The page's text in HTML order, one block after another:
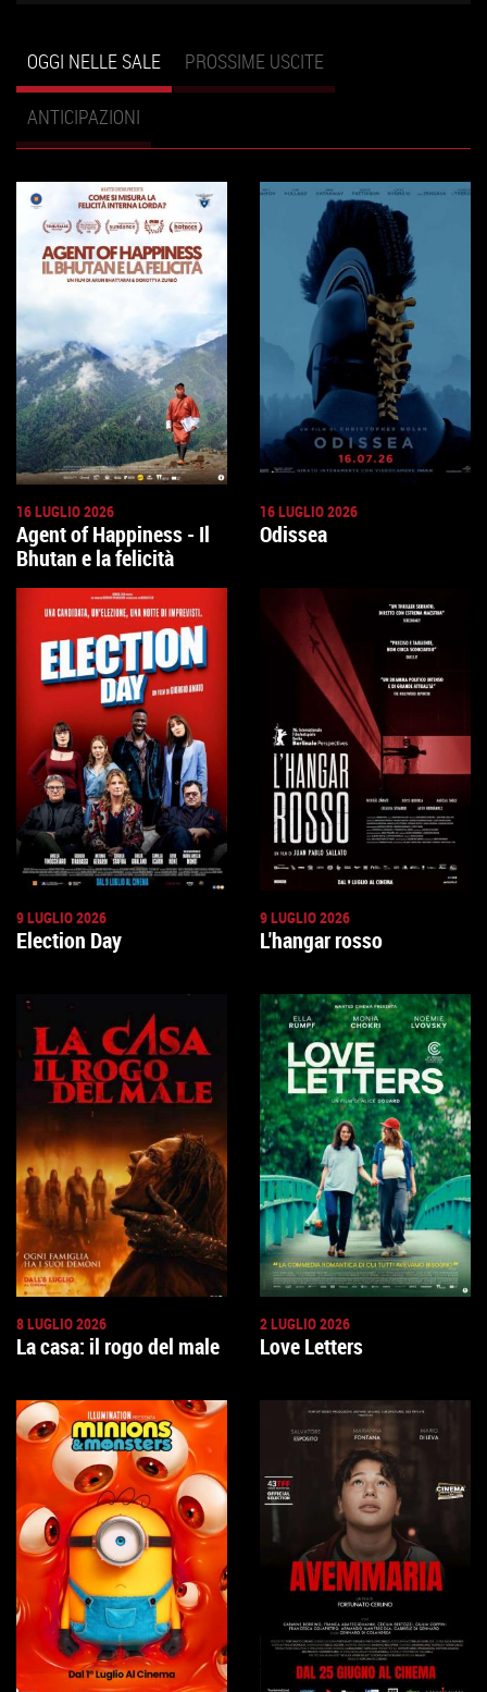
OGGI NELLE SALE (SCHEDA ATTIVA)
PROSSIME USCITE
ANTICIPAZIONI
GUARDA IL TRAILER TROVA IL CINEMA
VAI ALLA SCHEDA
16 LUGLIO 2026
Agent of Happiness - Il
Bhutan e la felicità
GUARDA IL TRAILER TROVA IL CINEMA
VAI ALLA SCHEDA
16 LUGLIO 2026
Odissea
GUARDA IL TRAILER TROVA IL CINEMA
VAI ALLA SCHEDA
9 LUGLIO 2026
Election Day
GUARDA IL TRAILER TROVA IL CINEMA
VAI ALLA SCHEDA
9 LUGLIO 2026
L'hangar rosso
GUARDA IL TRAILER TROVA IL CINEMA
VAI ALLA SCHEDA
8 LUGLIO 2026
La casa: il rogo del male
GUARDA IL TRAILER TROVA IL CINEMA
VAI ALLA SCHEDA
2 LUGLIO 2026
Love Letters